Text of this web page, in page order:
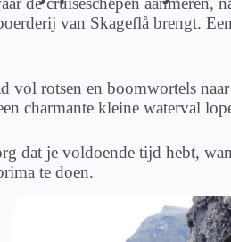
van Skageflå brengt.
vol rotsen en boomwortels
charmante kleine waterval
dat je voldoende tijd hebt,
te doen.